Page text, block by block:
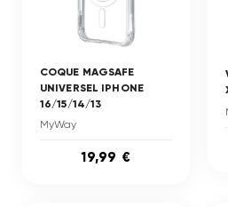
COQUE MAGSAFE
UNIVERSEL IPHONE
16/15/14/13
MyWay
19,99 €